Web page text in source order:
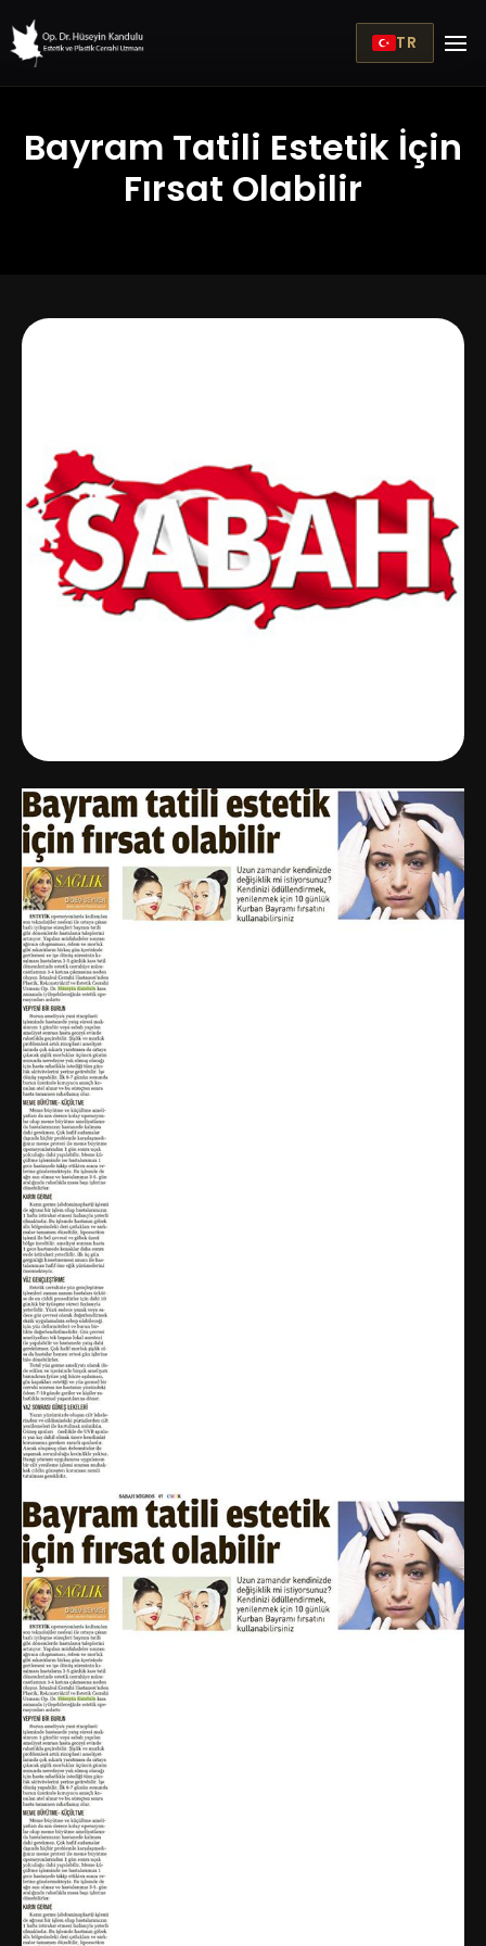
TR
Bayram Tatili Estetik İçin
Fırsat Olabilir